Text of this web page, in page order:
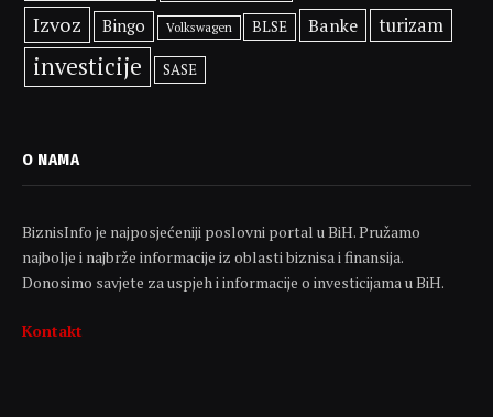
Izvoz Bingo Volkswagen BLSE Banke turizam
investicije SASE
O NAMA
BiznisInfo je najposjećeniji poslovni portal u BiH. Pružamo
najbolje i najbrže informacije iz oblasti biznisa i finansija.
Donosimo savjete za uspjeh i informacije o investicijama u BiH.
Kontakt